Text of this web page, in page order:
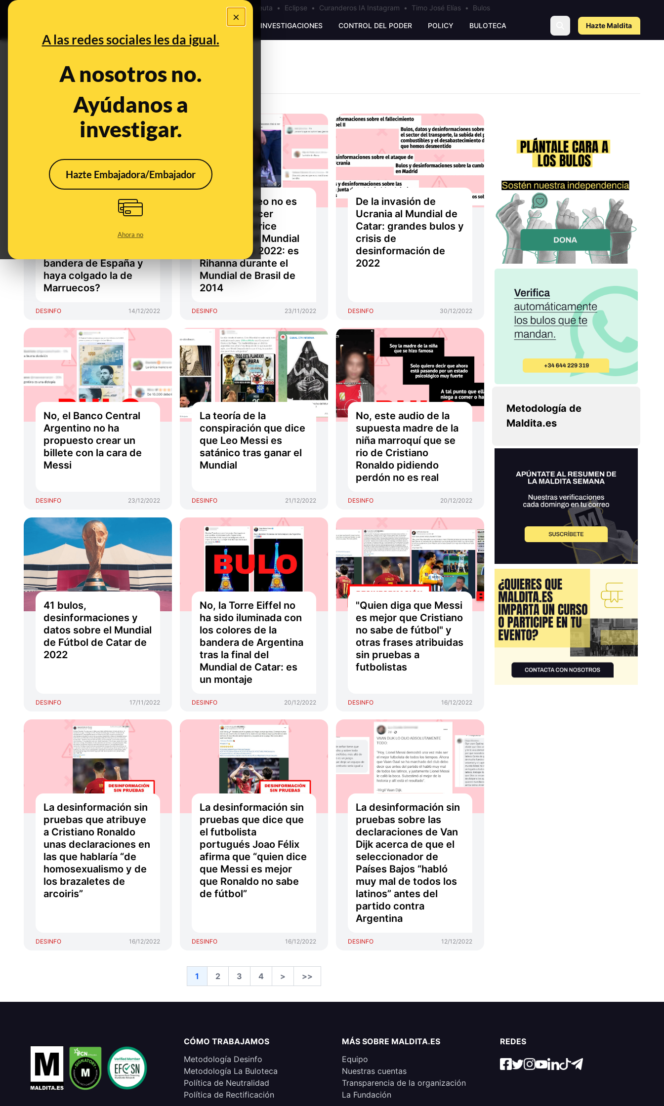
×
A las redes sociales les da igual.
A nosotros no.
Ayúdanos a
investigar.
Hazte Embajadora/Embajador
Ahora no
•Bulos Ceuta • Eclipse • Curanderos IA Instagram • Timo José Elías• Bulos
PREBUNKING INVESTIGACIONES CONTROL DEL PODER POLICY BULOTECA Hazte Maldita
¿Qué sabemos sobre
que una profesora de
bandera de España y
haya colgado la de
Marruecos?
DESINFO 14/12/2022
No, este vídeo no es
de la influencer
Priscila Beatrice
asistiendo al Mundial
de Catar de 2022: es
Rihanna durante el
Mundial de Brasil de
2014
DESINFO 23/11/2022
De la invasión de
Ucrania al Mundial de
Catar: grandes bulos y
crisis de
desinformación de
2022
DESINFO 30/12/2022
No, el Banco Central
Argentino no ha
propuesto crear un
billete con la cara de
Messi
DESINFO 23/12/2022
La teoría de la
conspiración que dice
que Leo Messi es
satánico tras ganar el
Mundial
DESINFO 21/12/2022
No, este audio de la
supuesta madre de la
niña marroquí que se
rio de Cristiano
Ronaldo pidiendo
perdón no es real
DESINFO 20/12/2022
41 bulos,
desinformaciones y
datos sobre el Mundial
de Fútbol de Catar de
2022
DESINFO 17/11/2022
No, la Torre Eiffel no
ha sido iluminada con
los colores de la
bandera de Argentina
tras la final del
Mundial de Catar: es
un montaje
DESINFO 20/12/2022
"Quien diga que Messi
es mejor que Cristiano
no sabe de fútbol" y
otras frases atribuidas
sin pruebas a
futbolistas
DESINFO 16/12/2022
La desinformación sin
pruebas que atribuye
a Cristiano Ronaldo
unas declaraciones en
las que hablaría “de
homosexualismo y de
los brazaletes de
arcoiris”
DESINFO 16/12/2022
La desinformación sin
pruebas que dice que
el futbolista
portugués Joao Félix
afirma que “quien dice
que Messi es mejor
que Ronaldo no sabe
de fútbol”
DESINFO 16/12/2022
La desinformación sin
pruebas sobre las
declaraciones de Van
Dijk acerca de que el
seleccionador de
Países Bajos “habló
muy mal de todos los
latinos” antes del
partido contra
Argentina
DESINFO 12/12/2022
1 2 3 4 > >>
Metodología de
Maldita.es
CÓMO TRABAJAMOS
Metodología Desinfo
Metodología La Buloteca
Política de Neutralidad
Política de Rectificación
MÁS SOBRE MALDITA.ES
Equipo
Nuestras cuentas
Transparencia de la organización
La Fundación
REDES